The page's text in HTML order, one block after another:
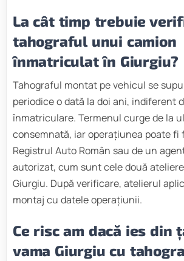
La cât timp trebuie
tahograful unui camion
înmatriculat în Giurgiu?
Tahograful montat pe vehicul se
periodice o dată la doi ani, indiferent
înmatriculare. Termenul curge de la
consemnată, iar operațiunea poate fi
Registrul Auto Român sau de un
autorizat, cum sunt cele două
Giurgiu. După verificare, atelierul
montaj cu datele operațiunii.
Ce risc am dacă ies din
vama Giurgiu cu